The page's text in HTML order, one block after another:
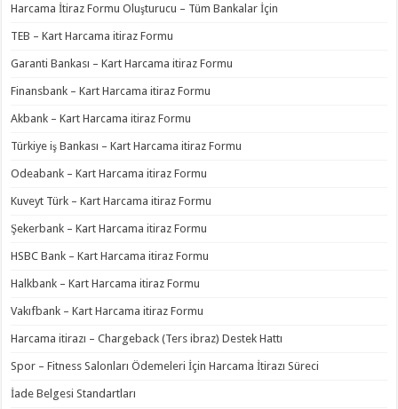
Harcama İtiraz Formu Oluşturucu – Tüm Bankalar İçin
TEB – Kart Harcama itiraz Formu
Garanti Bankası – Kart Harcama itiraz Formu
Finansbank – Kart Harcama itiraz Formu
Akbank – Kart Harcama itiraz Formu
Türkiye iş Bankası – Kart Harcama itiraz Formu
Odeabank – Kart Harcama itiraz Formu
Kuveyt Türk – Kart Harcama itiraz Formu
Şekerbank – Kart Harcama itiraz Formu
HSBC Bank – Kart Harcama itiraz Formu
Halkbank – Kart Harcama itiraz Formu
Vakıfbank – Kart Harcama itiraz Formu
Harcama itirazı – Chargeback (Ters ibraz) Destek Hattı
Spor – Fitness Salonları Ödemeleri İçin Harcama İtirazı Süreci
İade Belgesi Standartları